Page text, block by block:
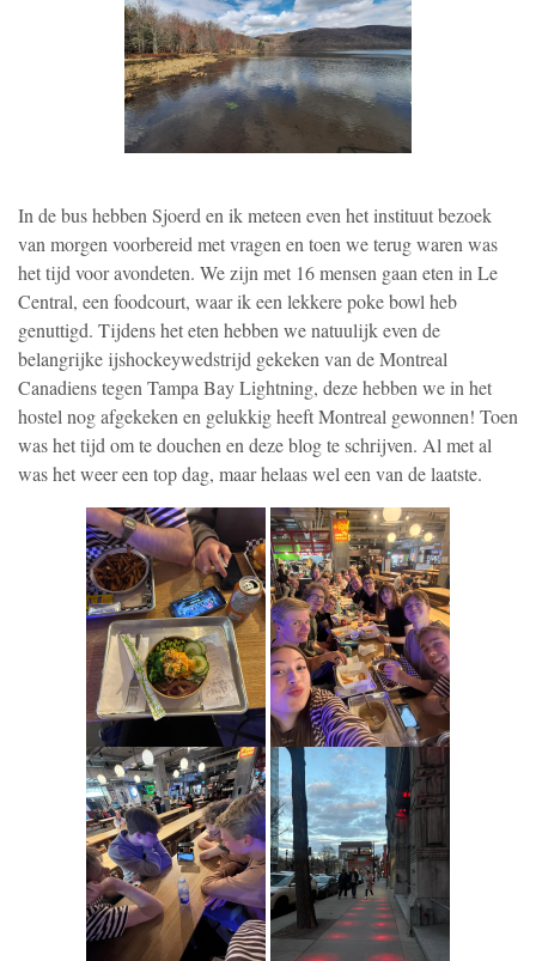
In de bus hebben Sjoerd en ik meteen even het instituut bezoek
van morgen voorbereid met vragen en toen we terug waren was
het tijd voor avondeten. We zijn met 16 mensen gaan eten in Le
Central, een foodcourt, waar ik een lekkere poke bowl heb
genuttigd. Tijdens het eten hebben we natuulijk even de
belangrijke ijshockeywedstrijd gekeken van de Montreal
Canadiens tegen Tampa Bay Lightning, deze hebben we in het
hostel nog afgekeken en gelukkig heeft Montreal gewonnen! Toen
was het tijd om te douchen en deze blog te schrijven. Al met al
was het weer een top dag, maar helaas wel een van de laatste.